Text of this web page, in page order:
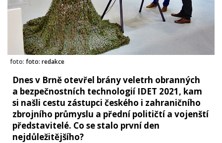
foto: foto: redakce
Dnes v Brně otevřel brány veletrh obranných
a bezpečnostních technologií IDET 2021, kam
si našli cestu zástupci českého i zahraničního
zbrojního průmyslu a přední političtí a vojenští
představitelé. Co se stalo první den
nejdůležitějšího?